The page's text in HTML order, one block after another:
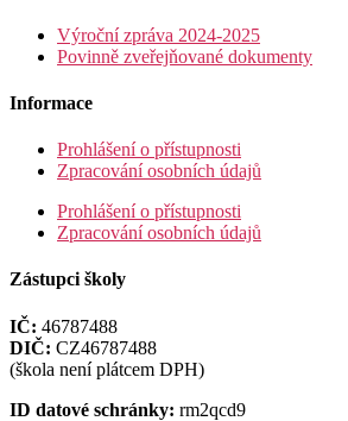
Výroční zpráva 2024-2025
Povinně zveřejňované dokumenty
Informace
Prohlášení o přístupnosti
Zpracování osobních údajů
Prohlášení o přístupnosti
Zpracování osobních údajů
Zástupci školy
IČ: 46787488
DIČ: CZ46787488
(škola není plátcem DPH)
ID datové schránky: rm2qcd9